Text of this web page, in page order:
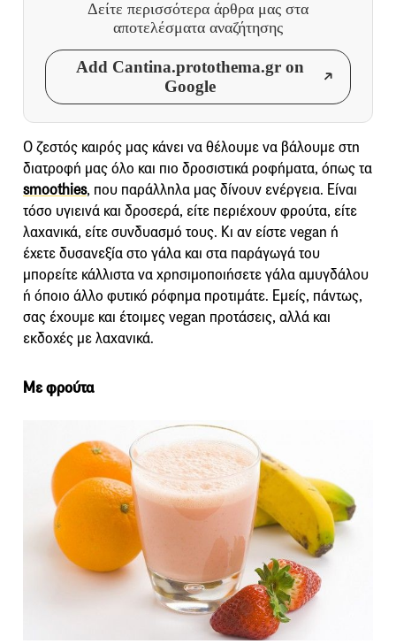
Δείτε περισσότερα άρθρα μας στα
αποτελέσματα αναζήτησης
Add Cantina.protothema.gr on
Google
Ο ζεστός καιρός μας κάνει να θέλουμε να βάλουμε στη
διατροφή μας όλο και πιο δροσιστικά ροφήματα, όπως τα
smoothies, που παράλληλα μας δίνουν ενέργεια. Είναι
τόσο υγιεινά και δροσερά, είτε περιέχουν φρούτα, είτε
λαχανικά, είτε συνδυασμό τους. Κι αν είστε vegan ή
έχετε δυσανεξία στο γάλα και στα παράγωγά του
μπορείτε κάλλιστα να χρησιμοποιήσετε γάλα αμυγδάλου
ή όποιο άλλο φυτικό ρόφημα προτιμάτε. Εμείς, πάντως,
σας έχουμε και έτοιμες vegan προτάσεις, αλλά και
εκδοχές με λαχανικά.
Με φρούτα